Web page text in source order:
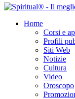
Home
Corsi e
Profili
Siti Web
Notizie
Cultura
Video
Oroscopo